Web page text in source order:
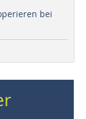
bei